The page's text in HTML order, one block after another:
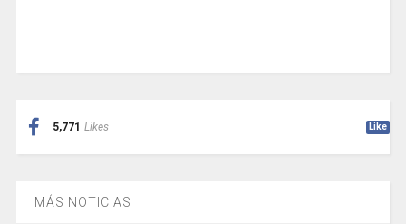
5,771 Likes Like
MÁS NOTICIAS